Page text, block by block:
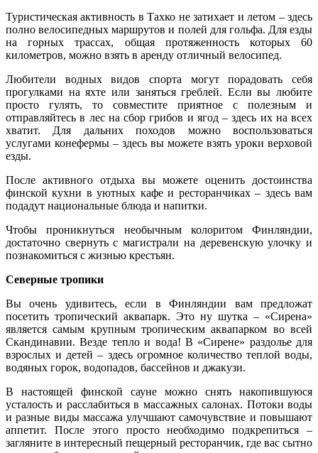
Туристическая активность в Тахко не затихает и летом – здесь
полно велосипедных маршрутов и полей для гольфа. Для езды
на горных трассах, общая протяженность которых 60
километров, можно взять в аренду отличный велосипед.
Любители водных видов спорта могут порадовать себя
прогулками на яхте или заняться греблей. Если вы любите
просто гулять, то совместите приятное с полезным и
отправляйтесь в лес на сбор грибов и ягод – здесь их на всех
хватит. Для дальних походов можно воспользоваться
услугами конефермы – здесь вы можете взять уроки верховой
езды.
После активного отдыха вы можете оценить достоинства
финской кухни в уютных кафе и ресторанчиках – здесь вам
подадут национальные блюда и напитки.
Чтобы проникнуться необычным колоритом Финляндии,
достаточно свернуть с магистрали на деревенскую улочку и
познакомиться с жизнью крестьян.
Северные тропики
Вы очень удивитесь, если в Финляндии вам предложат
посетить тропический аквапарк. Это ну шутка – «Сирена»
является самым крупным тропическим аквапарком во всей
Скандинавии. Везде тепло и вода! В «Сирене» раздолье для
взрослых и детей – здесь огромное количество теплой воды,
водяных горок, водопадов, бассейнов и джакузи.
В настоящей финской сауне можно снять накопившуюся
усталость и расслабиться в массажных салонах. Потоки воды
и разные виды массажа улучшают самочувствие и повышают
аппетит. После этого просто необходимо подкрепиться –
загляните в интересный пещерный ресторанчик, где вас сытно